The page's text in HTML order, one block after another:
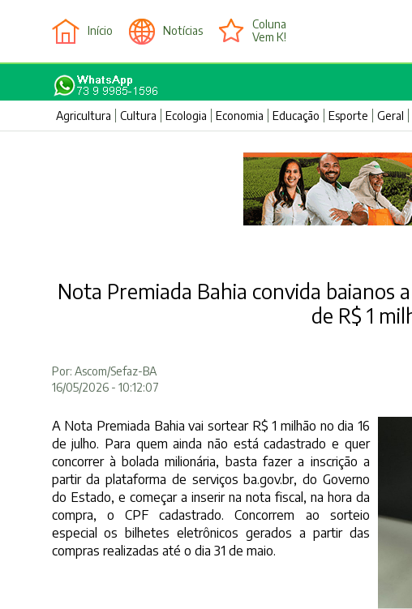
Início Notícias
Coluna
Vem K!
Agricultura
Cultura Ecologia Economia Educação Esporte Geral
Nota Premiada Bahia convida baianos
de R$ 1
Por: Ascom/Sefaz-BA
16/05/2026 - 10:12:07
A Nota Premiada Bahia vai sortear R$ 1 milhão no dia 16
de julho. Para quem ainda não está cadastrado e quer
concorrer à bolada milionária, basta fazer a inscrição a
partir da plataforma de serviçosba.gov.br, do Governo
do Estado, e começar a inserir na nota fiscal, na hora da
compra, o CPF cadastrado. Concorrem ao sorteio
especial os bilhetes eletrônicos gerados a partir das
compras realizadas até o dia 31 de maio.